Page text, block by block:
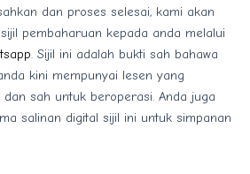
dan proses selesai, kami akan
pembaharuan kepada anda melalui
. Sijil ini adalah bukti sah bahawa
kini mempunyai lesen yang
sah untuk beroperasi. Anda juga
salinan digital sijil ini untuk simpanan